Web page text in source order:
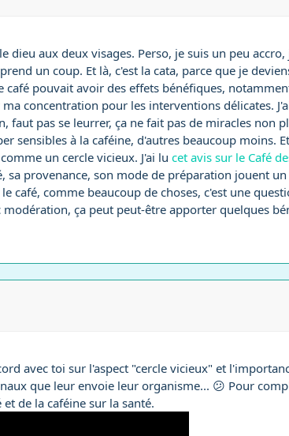
dieu aux deux visages. Perso, je suis un peu
un coup. Et là, c'est la cata, parce que je
café pouvait avoir des effets bénéfiques,
concentration pour les interventions délicates.
pas se leurrer, ça ne fait pas de miracles non
sensibles à la caféine, d'autres beaucoup moins.
un cercle vicieux. J'ai lu cet avis sur le Café
sa provenance, son mode de préparation jouent
café, comme beaucoup de choses, c'est une
ça peut peut-être apporter quelques
avec toi sur l'aspect "cercle vicieux" et
que leur envoie leur organisme... 😕 Pour
de la caféine sur la santé.